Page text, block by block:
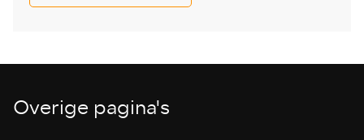
Overige pagina's